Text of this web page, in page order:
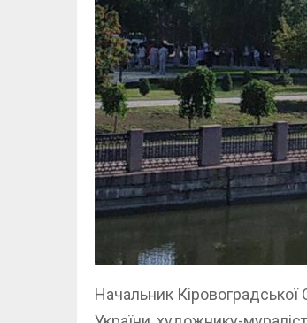
Начальник